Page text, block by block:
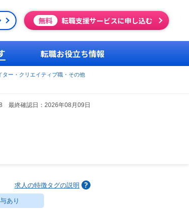
無料 転職支援サービスに申し込む
転職お役立ち情報
ター・クリエイティブ職・その他
最終確認日：2026年08月09日
求人の特徴タグの説明
あり